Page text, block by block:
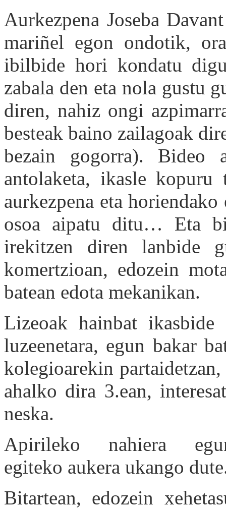
Aurkezpena Joseba
mariñel egon ondotik,
ibilbide hori kondatu
zabala den eta nola gustu
diren, nahiz ongi
besteak baino zailagoak
bezain gogorra). Bideo
antolaketa, ikasle
aurkezpena eta
osoa aipatu ditu… Eta
irekitzen diren lanbide
komertzioan, edozein
batean edota mekanikan.
Lizeoak hainbat ikasbide
luzeenetara, egun bakar
kolegioarekin
ahalko dira 3.ean,
neska.
Apirileko nahiera
egiteko aukera ukango
Bitartean, edozein